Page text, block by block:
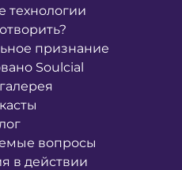
технологии
признание
Soulcial
вопросы
в действии